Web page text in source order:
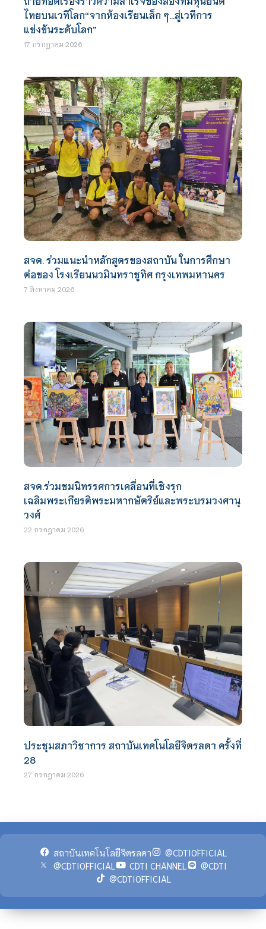
ไทยบนเวทีโลก“จากห้องเรียนเล็ก ๆ…สู่เวทีการ
แข่งขันระดับโลก”
17 กรกฎาคม 2026
สจด. ร่วมแนะนำหลักสูตรของสถาบัน ในการศึกษา
ต่อของ โรงเรียนนวมินทราชูทิศ กรุงเทพมหานคร
7 สิงหาคม 2026
สจด.ร่วมชมนิทรรศการเคลื่อนที่เชิงรุก
เฉลิมพระเกียรติพระมหากษัตริย์และพระบรมวงศานุ
วงศ์
22 กรกฎาคม 2026
ประชุมสภาวิชาการ สถาบันเทคโนโลยีจิตรลดา ครั้งที่
28
27 กรกฎาคม 2026
สถาบันเทคโนโลยีจิตรลดา
@CDTIOFFICIAL
@CDTIOFFICIAL
CDTI CHANNEL
@CDTI
@CDTIOFFICIAL